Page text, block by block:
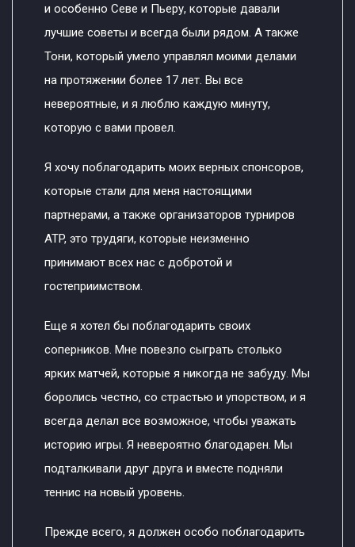
и особенно Севе и Пьеру, которые давали
лучшие советы и всегда были рядом. А также
Тони, который умело управлял моими делами
на протяжении более 17 лет. Вы все
невероятные, и я люблю каждую минуту,
которую с вами провел.
Я хочу поблагодарить моих верных спонсоров,
которые стали для меня настоящими
партнерами, а также организаторов турниров
ATP, это трудяги, которые неизменно
принимают всех нас с добротой и
гостеприимством.
Еще я хотел бы поблагодарить своих
соперников. Мне повезло сыграть столько
ярких матчей, которые я никогда не забуду. Мы
боролись честно, со страстью и упорством, и я
всегда делал все возможное, чтобы уважать
историю игры. Я невероятно благодарен. Мы
подталкивали друг друга и вместе подняли
теннис на новый уровень.
Прежде всего, я должен особо поблагодарить